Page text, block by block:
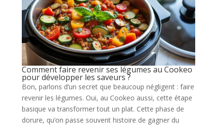
Comment faire revenir ses légumes au Cookeo
pour développer les saveurs ?
Bon, parlons d’un secret que beaucoup négligent : faire
revenir les légumes. Oui, au Cookeo aussi, cette étape
basique va transformer tout un plat. Cette phase de
dorure, qu’on passe souvent histoire de gagner du